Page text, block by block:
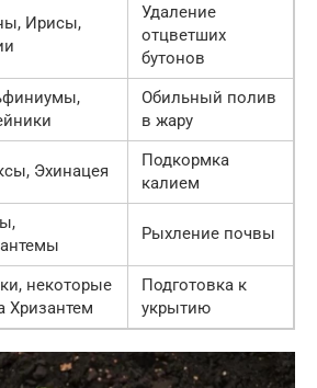
Ирисы,
Удаление
отцветших
бутонов
Обильный полив
в жару
Эхинацея
Подкормка
калием
Рыхление почвы
некоторые
Хризантем
Подготовка к
укрытию